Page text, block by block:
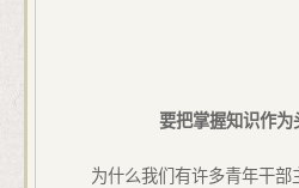
要把掌握知识作为
为什么我们有许多青年干